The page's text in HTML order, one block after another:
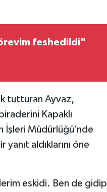
feshedildi"
tutturan Ayvaz,
Kapaklı
İşleri Müdürlüğü’nde
aldıklarını öne
eskidi. Ben de gidip